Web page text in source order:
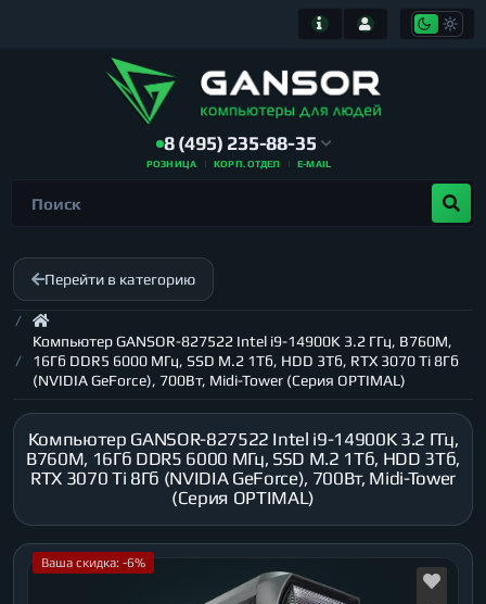
8 (495) 235-88-35
РОЗНИЦА КОРП. ОТДЕЛ E-MAIL
Перейти в категорию
Компьютер GANSOR-827522 Intel i9-14900K 3.2 ГГц, B760M,
16Гб DDR5 6000 МГц, SSD M.2 1Тб, HDD 3Тб, RTX 3070 Ti 8Гб
(NVIDIA GeForce), 700Вт, Midi-Tower (Серия OPTIMAL)
Компьютер GANSOR-827522 Intel i9-14900K 3.2 ГГц,
B760M, 16Гб DDR5 6000 МГц, SSD M.2 1Тб, HDD 3Тб,
RTX 3070 Ti 8Гб (NVIDIA GeForce), 700Вт, Midi-Tower
(Серия OPTIMAL)
Ваша скидка: -6%